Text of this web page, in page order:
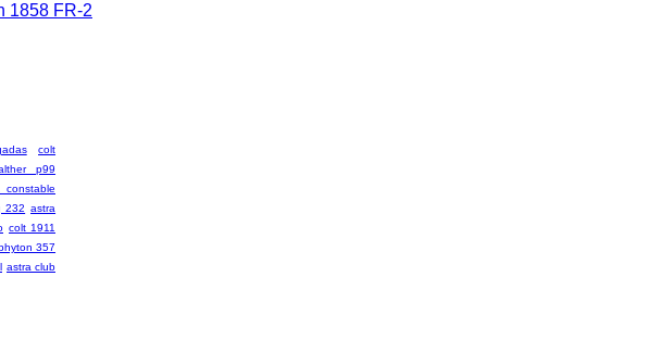
1858 FR-2
colt
p99
constable
232 astra
colt 1911
357
astra club